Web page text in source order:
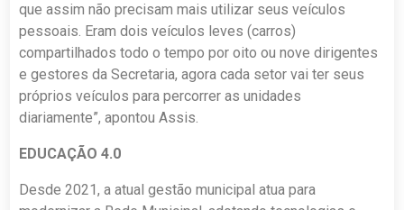
que assim não precisam mais utilizar seus veículos
pessoais. Eram dois veículos leves (carros)
compartilhados todo o tempo por oito ou nove dirigentes
e gestores da Secretaria, agora cada setor vai ter seus
próprios veículos para percorrer as unidades
diariamente”, apontou Assis.
EDUCAÇÃO 4.0
Desde 2021, a atual gestão municipal atua para